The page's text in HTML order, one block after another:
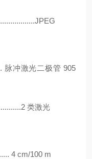
脉冲激光二极管 905
类激光
4 cm/100 m